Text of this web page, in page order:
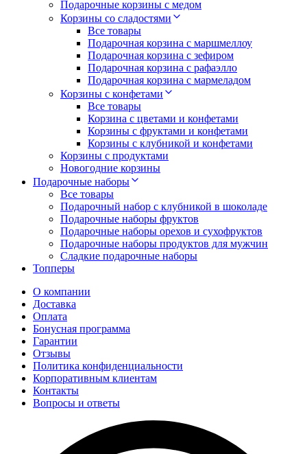
Подарочные корзины с медом
Корзины со сладостями
Все товары
Подарочная корзина с маршмеллоу
Подарочная корзина с зефиром
Подарочная корзина с рафаэлло
Подарочная корзина с мармеладом
Корзины с конфетами
Все товары
Корзина с цветами и конфетами
Корзины с фруктами и конфетами
Корзины с клубникой и конфетами
Корзины с продуктами
Новогодние корзины
Подарочные наборы
Все товары
Подарочный набор с клубникой в шоколаде
Подарочные наборы фруктов
Подарочные наборы орехов и сухофруктов
Подарочные наборы продуктов для мужчин
Сладкие подарочные наборы
Топперы
О компании
Доставка
Оплата
Бонусная программа
Гарантии
Отзывы
Политика конфиденциальности
Корпоративным клиентам
Контакты
Вопросы и ответы